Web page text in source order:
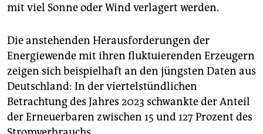
mit viel Sonne oder Wind verlagert werden.
Die anstehenden Herausforderungen der
Energiewende mit ihren fluktuierenden Erzeugern
zeigen sich beispielhaft an den jüngsten Daten aus
Deutschland: In der viertelstündlichen
Betrachtung des Jahres 2023 schwankte der Anteil
der Erneuerbaren zwischen 15 und 127 Prozent des